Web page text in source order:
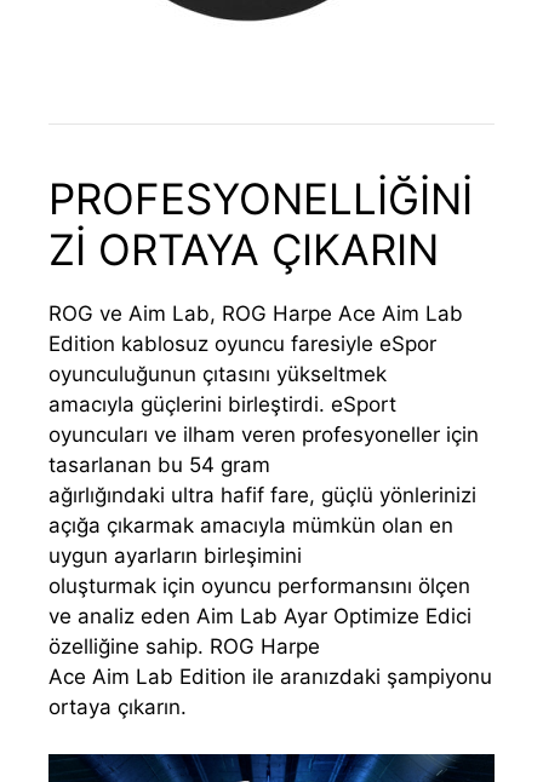
PROFESYONELLİĞİNİ
Zİ ORTAYA ÇIKARIN
ROG ve Aim Lab, ROG Harpe Ace Aim Lab
Edition kablosuz oyuncu faresiyle eSpor
oyunculuğunun çıtasını yükseltmek
amacıyla güçlerini birleştirdi. eSport
oyuncuları ve ilham veren profesyoneller için
tasarlanan bu 54 gram
ağırlığındaki ultra hafif fare, güçlü yönlerinizi
açığa çıkarmak amacıyla mümkün olan en
uygun ayarların birleşimini
oluşturmak için oyuncu performansını ölçen
ve analiz eden Aim Lab Ayar Optimize Edici
özelliğine sahip. ROG Harpe
Ace Aim Lab Edition ile aranızdaki şampiyonu
ortaya çıkarın.